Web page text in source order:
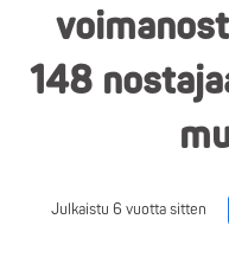
148
Julkaistu 6 vuotta sitten